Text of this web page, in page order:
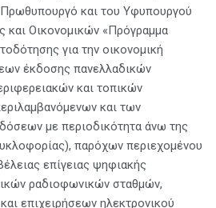
και του Υφυπουργού
και Οικονομικών «Πρόγραμμα
για την οικονομική
έκδοσης πανελλαδικών
και τοπικών
και των
με περιοδικότητα άνω της
παρόχων περιεχομένου
επίγειας ψηφιακής
ραδιοφωνικών σταθμών,
επιχειρήσεων ηλεκτρονικού